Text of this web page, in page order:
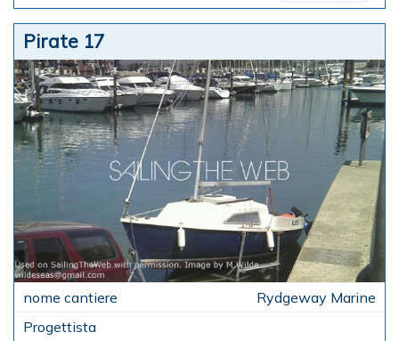
Pirate 17
Rydgeway Marine